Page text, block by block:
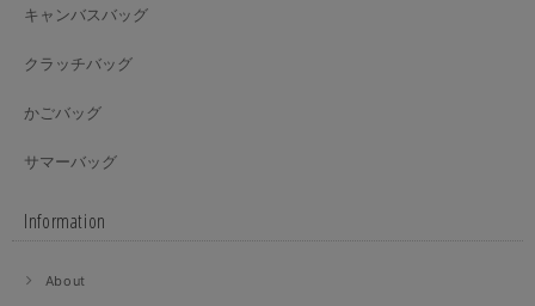
キャンバスバッグ
クラッチバッグ
かごバッグ
サマーバッグ
Information
About